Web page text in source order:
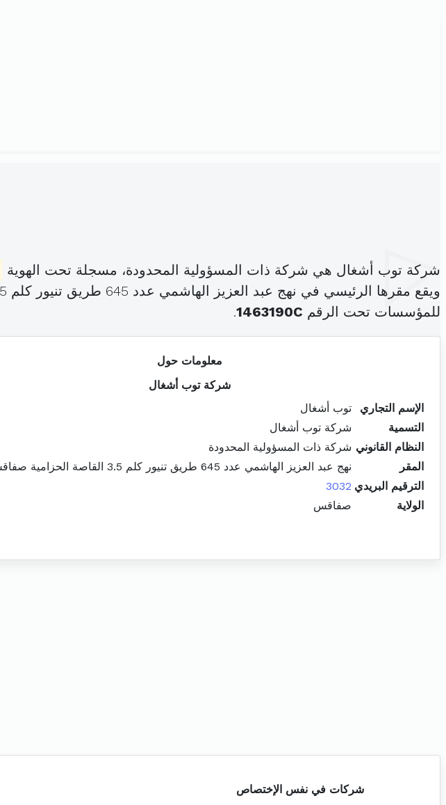
شركة توب أشغال هي شركة ذات المسؤولية المحدودة، مسجلة تحت الهوية
ويقع مقرها الرئيسي في نهج عبد العزيز الهاشمي عدد 645 طريق تنيور كلم 3.5 القاصة الحزامية صفاقس المدينة (
للمؤسسات تحت الرقم 1463190C
.
معلومات حول
شركة توب أشغال
الإسم التجاري
توب أشغال
التسمية
شركة توب أشغال
النظام القانوني شركة ذات المسؤولية المحدودة
المقر
نهج عبد العزيز الهاشمي عدد 645 طريق تنيور كلم 3.5 القاصة الحزامية صفاقس المدينة
الترقيم البريدي 3032
الولاية
صفاقس
شركات في نفس الإختصاص